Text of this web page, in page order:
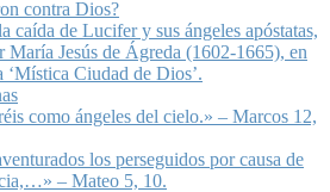
contra Dios?
caída de Lucifer y sus ángeles apóstatas,
María Jesús de Ágreda (1602-1665), en
‘Mística Ciudad de Dios’.
como ángeles del cielo.» – Marcos 12,
los perseguidos por causa de
– Mateo 5, 10.